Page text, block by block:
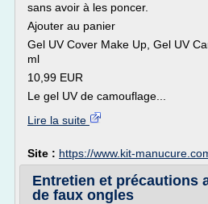
sans avoir à les poncer.
Ajouter au panier
Gel UV Cover Make Up, Gel UV
ml
10,99 EUR
Le gel UV de camouflage...
Lire la suite
Site : https://www.kit-
Entretien et précautions
de faux ongles